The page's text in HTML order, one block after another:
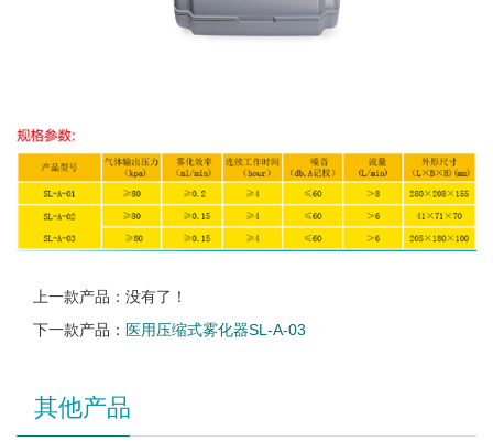
上一款产品：没有了！
下一款产品： 医用压缩式雾化器SL-A-03
其他产品